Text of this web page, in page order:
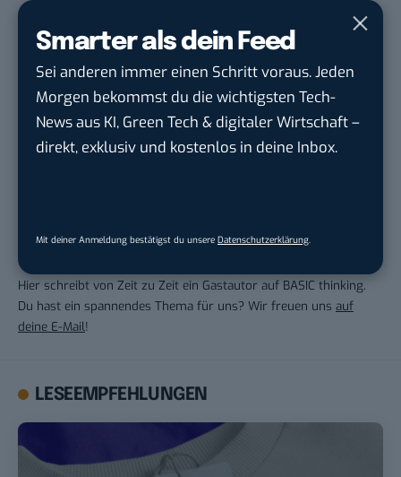
Smarter als dein Feed
Sei anderen immer einen Schritt voraus. Jeden
Morgen bekommst du die wichtigsten Tech-
News aus KI, Green Tech & digitaler Wirtschaft –
direkt, exklusiv und kostenlos in deine Inbox.
Mit deiner Anmeldung bestätigst du unsere Datenschutzerklärung.
Hier schreibt von Zeit zu Zeit ein Gastautor auf BASIC thinking.
Du hast ein spannendes Thema für uns? Wir freuen uns auf
deine E-Mail!
LESEEMPFEHLUNGEN